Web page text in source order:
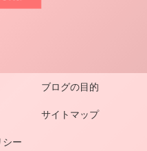
ブログの目的
サイトマップ
シー